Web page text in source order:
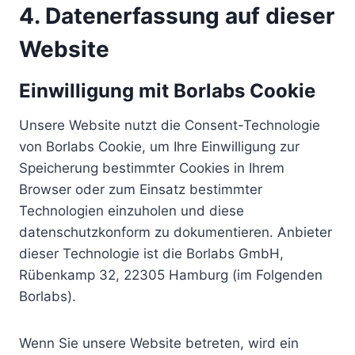
4. Datenerfassung auf dieser
Website
Einwilligung mit Borlabs Cookie
Unsere Website nutzt die Consent-Technologie
von Borlabs Cookie, um Ihre Einwilligung zur
Speicherung bestimmter Cookies in Ihrem
Browser oder zum Einsatz bestimmter
Technologien einzuholen und diese
datenschutzkonform zu dokumentieren. Anbieter
dieser Technologie ist die Borlabs GmbH,
Rübenkamp 32, 22305 Hamburg (im Folgenden
Borlabs).
Wenn Sie unsere Website betreten, wird ein